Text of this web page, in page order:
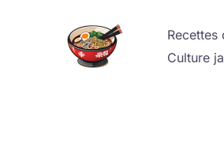
Recettes
Culture